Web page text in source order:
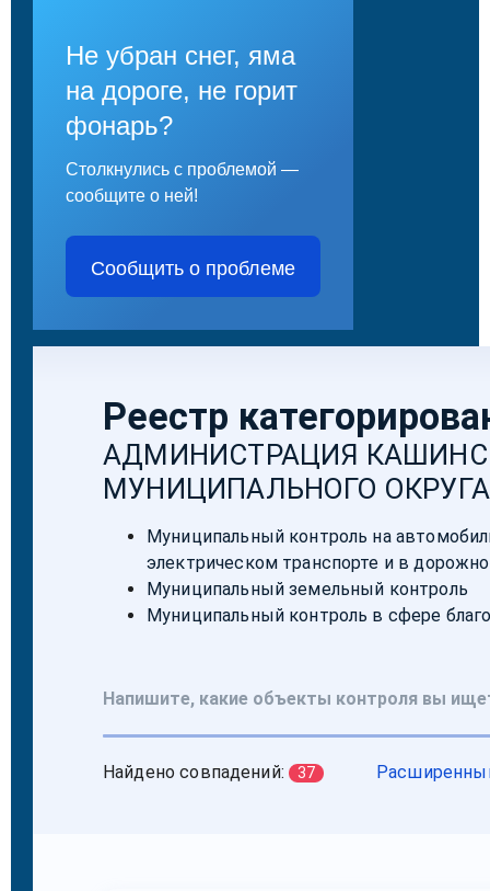
Не убран снег, яма
на дороге, не горит
фонарь?
Столкнулись с проблемой —
сообщите о ней!
Сообщить о проблеме